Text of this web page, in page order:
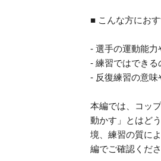
■ こんな方にお
- 選手の運動能
- 練習ではでき
- 反復練習の意
本編では、コッ
動かす」とはど
境、練習の質に
編でご確認くださ